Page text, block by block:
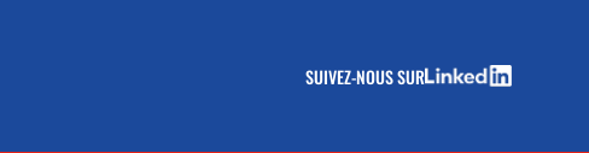
SUIVEZ-NOUS SUR
(NOUVELLE FENÊTRE)